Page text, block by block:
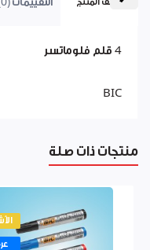
4 قلم فلوماتسر
BIC
منتجات ذات صلة